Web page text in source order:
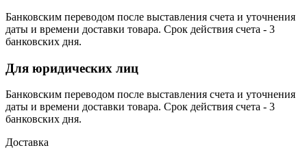
Банковским переводом после выставления счета и уточнения
даты и времени доставки товара. Срок действия счета - 3
банковских дня.
Для юридических лиц
Банковским переводом после выставления счета и уточнения
даты и времени доставки товара. Срок действия счета - 3
банковских дня.
Доставка